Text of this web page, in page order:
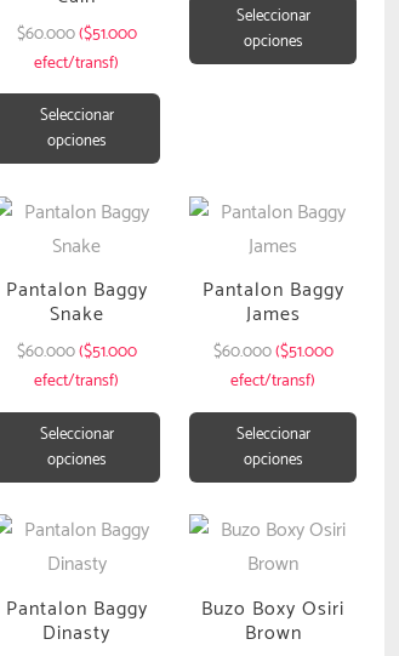
$60.000($51.000
efect/transf)
Seleccionar
opciones
Seleccionar
opciones
Pantalon Baggy
Snake
$60.000($51.000
efect/transf)
Seleccionar
opciones
Pantalon Baggy
James
$60.000($51.000
efect/transf)
Seleccionar
opciones
Pantalon Baggy
Dinasty
Buzo Boxy Osiri
Brown